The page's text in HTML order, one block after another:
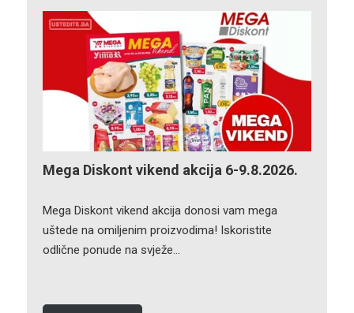
Mega Diskont vikend akcija 6-9.8.2026.
Mega Diskont vikend akcija donosi vam mega
uštede na omiljenim proizvodima! Iskoristite
odlične ponude na svježe…